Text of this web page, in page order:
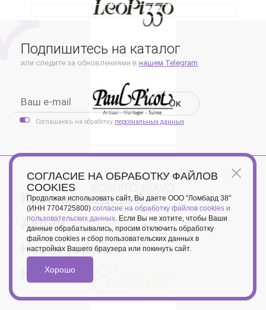
Подпишитесь на каталог
или следите за обновлениями в нашем Telegram
Oк
Соглашаюсь на обработку персональных данных
Каталог изделий
Акции
Наши услуги
Клиентам
СОГЛАСИЕ НА ОБРАБОТКУ ФАЙЛОВ
COOKIES
Продолжая использовать сайт, Вы даете ООО "Ломбард 38"
(ИНН 7704725800) согласие на обработку файлов cookies и
пользовательских данных. Если Вы не хотите, чтобы Ваши
данные обрабатывались, просим отключить обработку
файлов cookies и сбор пользовательских данных в
настройках Вашего браузера или покинуть сайт.
Хорошо